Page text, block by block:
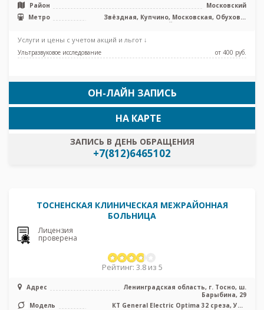
Район
Московский
Метро
Звёздная, Купчино, Московская, Обухово,
Шушары, Дунайская, Проспект Славы
Услуги и цены с учетом акций и льгот ↓
Ультразвуковое исследование от 400 pуб.
ОН-ЛАЙН ЗАПИСЬ
ЗАПИСЬ В ДЕНЬ ОБРАЩЕНИЯ
+7(812)6465102
НА КАРТЕ
ТОСНЕНСКАЯ КЛИНИЧЕСКАЯ МЕЖРАЙОННАЯ
БОЛЬНИЦА
Лицензия
проверена
Рейтинг: 3.8 из 5
Адрес
Ленинградская область, г. Тосно, ш.
Барыбина, 29
Модель
КТ General Electric Optima 32 среза, УЗИ